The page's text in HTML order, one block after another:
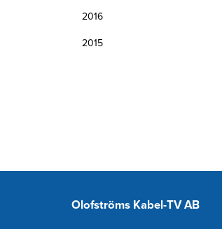
2016
2015
Olofströms Kabel-TV AB